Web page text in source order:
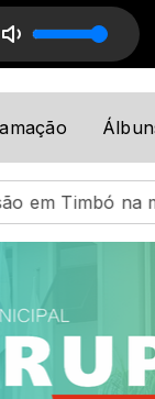
Programação
PRF